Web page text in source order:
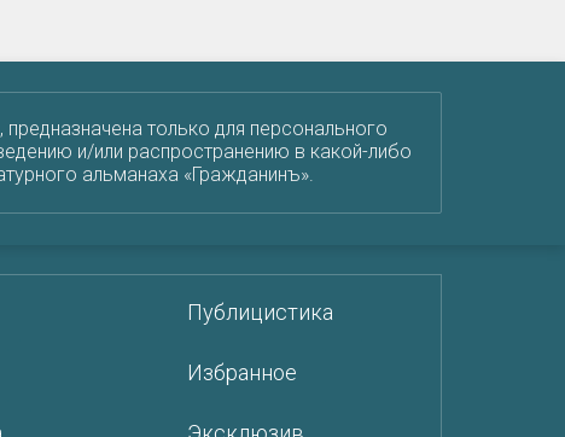
только для персонального
и/или распространению в какой-либо
альманаха «Гражданинъ».
Публицистика
Избранное